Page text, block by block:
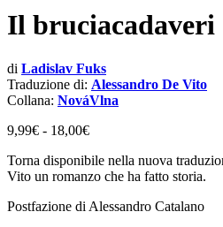
Il bruciacadaveri
di Ladislav Fuks
Traduzione di: Alessandro De Vito
Collana: NováVlna
9,99€ - 18,00€Fascia
prezzo:
da
a
Torna disponibile nella nuova
Vito un romanzo che ha fatto storia.
Postfazione di Alessandro Catalano